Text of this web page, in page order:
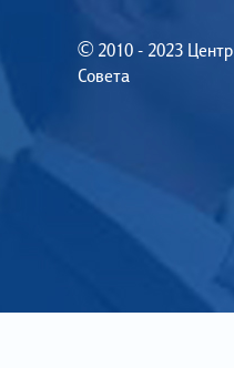
© 2010 - 2023 Центр
Совета